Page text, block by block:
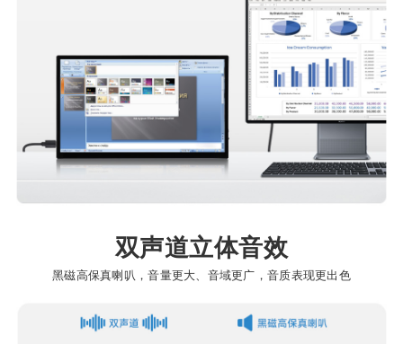
双声道立体音效
黑磁高保真喇叭，音量更大、音域更广，音质表现更出色